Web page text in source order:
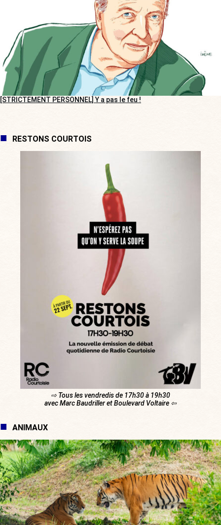
[STRICTEMENT PERSONNEL] Y a pas le feu !
RESTONS COURTOIS
⇨ Tous les vendredis de 17h30 à 19h30
avec Marc Baudriller et Boulevard Voltaire ⇦
ANIMAUX